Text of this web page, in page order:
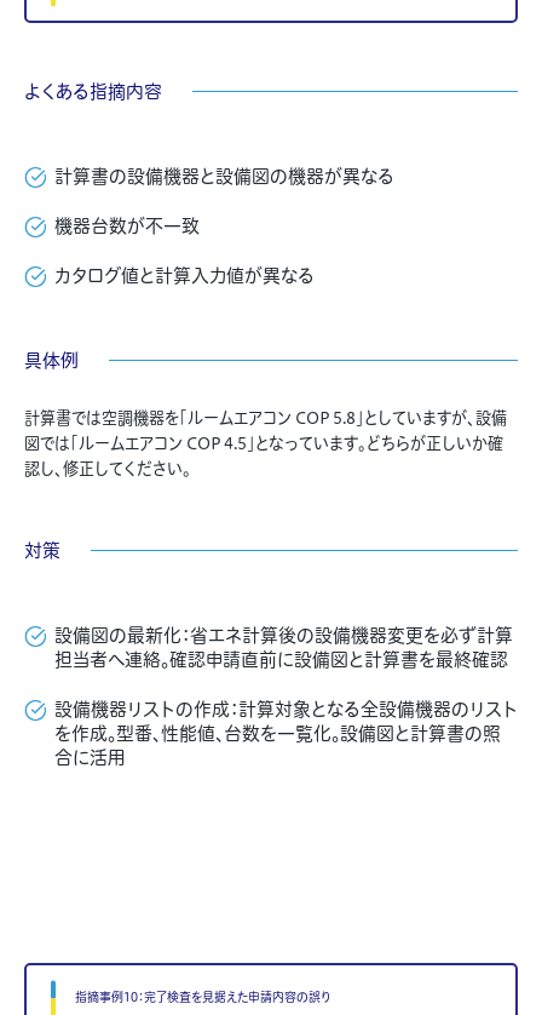
よくある指摘内容
計算書の設備機器と設備図の機器が異なる
機器台数が不一致
カタログ値と計算入力値が異なる
具体例
計算書では空調機器を「ルームエアコン COP 5.8」としていますが、設備
図では「ルームエアコン COP 4.5」となっています。どちらが正しいか確
認し、修正してください。
対策
設備図の最新化：省エネ計算後の設備機器変更を必ず計算
担当者へ連絡。確認申請直前に設備図と計算書を最終確認
設備機器リストの作成：計算対象となる全設備機器のリスト
を作成。型番、性能値、台数を一覧化。設備図と計算書の照
合に活用
指摘事例10：完了検査を見据えた申請内容の誤り